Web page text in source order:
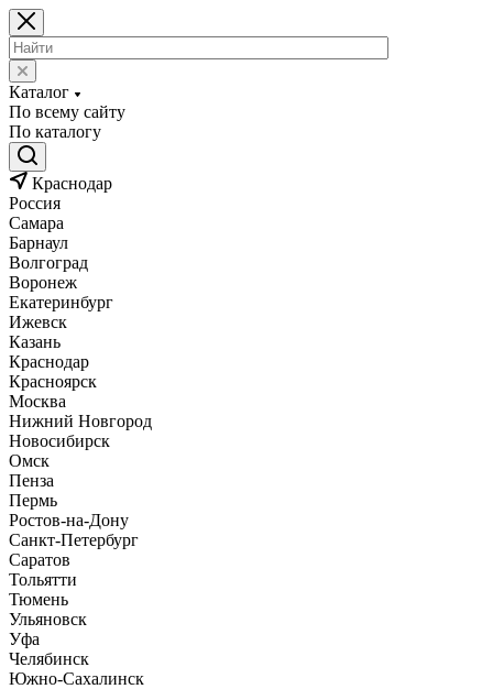
Каталог
По всему сайту
По каталогу
Краснодар
Россия
Самара
Барнаул
Волгоград
Воронеж
Екатеринбург
Ижевск
Казань
Краснодар
Красноярск
Москва
Нижний Новгород
Новосибирск
Омск
Пенза
Пермь
Ростов-на-Дону
Санкт-Петербург
Саратов
Тольятти
Тюмень
Ульяновск
Уфа
Челябинск
Южно-Сахалинск